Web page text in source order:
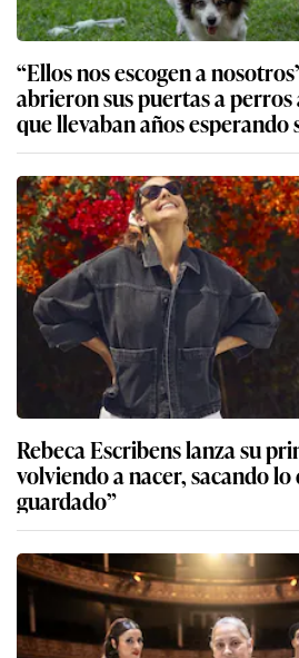
“Ellos nos escogen a
abrieron sus puertas a
que llevaban años esperando
Rebeca Escribens lanza su
volviendo a nacer, sacando
guardado”